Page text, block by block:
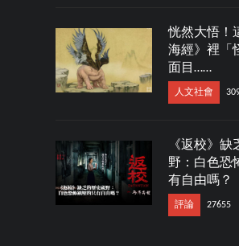
恍然大悟！
海經》裡「
面目……
人文社會
《返校》
野：白色恐
有自由嗎？
評論 27655